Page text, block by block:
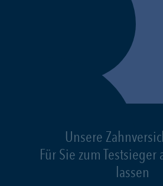
Unsere
Für Sie zum Testsieger
lassen